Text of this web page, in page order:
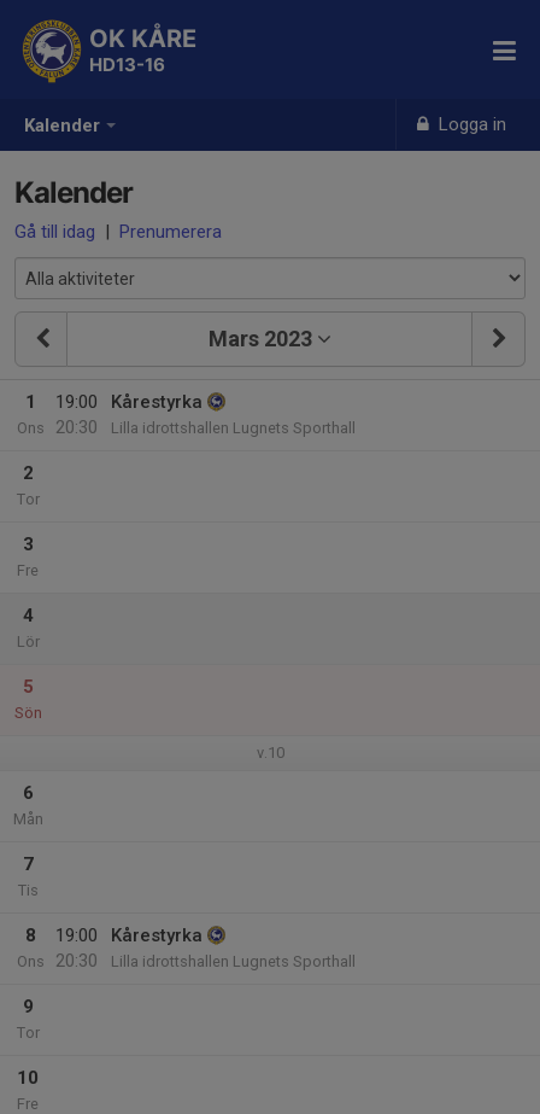
Kalender Logga in
OK KÅRE
HD13-16
Kalender
Gå till idag | Prenumerera
Mars 2023
1
Ons
19:00
20:30
Kårestyrka
Lilla idrottshallen Lugnets Sporthall
2
Tor
3
Fre
4
Lör
5
Sön
v.10
6
Mån
7
Tis
8
Ons
19:00
20:30
Kårestyrka
Lilla idrottshallen Lugnets Sporthall
9
Tor
10
Fre